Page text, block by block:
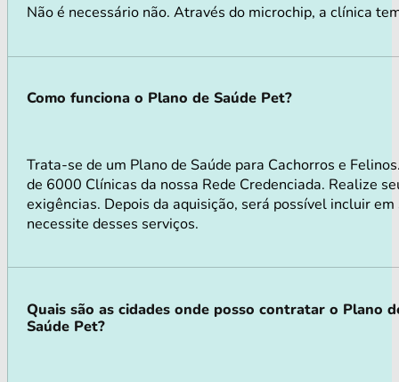
Não é necessário não. Através do microchip, a clínica
Como funciona o Plano de Saúde Pet?
Trata-se de um Plano de Saúde para Cachorros e
de 6000 Clínicas da nossa Rede Credenciada. Realize
exigências. Depois da aquisição, será possível incluir
necessite desses serviços.
Quais são as cidades onde posso contratar o Plano
Saúde Pet?